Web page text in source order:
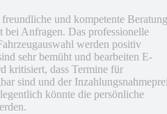
und kompetente Beratung
bei Anfragen. Das professionelle
werden positiv
sehr bemüht und bearbeiten E-
kritisiert, dass Termine für
sind und der
könnte die persönliche